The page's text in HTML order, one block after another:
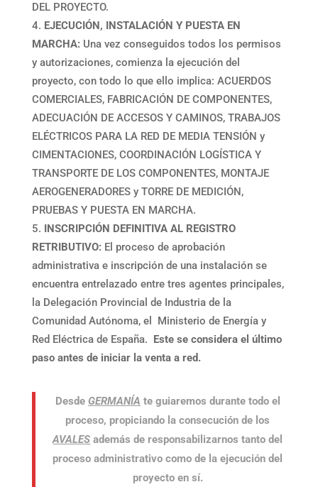
DEL PROYECTO.
EJECUCIÓN, INSTALACIÓN Y PUESTA EN
MARCHA: Una vez conseguidos todos los permisos
y autorizaciones, comienza la ejecución del
proyecto, con todo lo que ello implica: ACUERDOS
COMERCIALES, FABRICACIÓN DE COMPONENTES,
ADECUACIÓN DE ACCESOS Y CAMINOS, TRABAJOS
ELÉCTRICOS PARA LA RED DE MEDIA TENSIÓN y
CIMENTACIONES, COORDINACIÓN LOGÍSTICA Y
TRANSPORTE DE LOS COMPONENTES, MONTAJE
AEROGENERADORES y TORRE DE MEDICIÓN,
PRUEBAS Y PUESTA EN MARCHA.
INSCRIPCIÓN DEFINITIVA AL REGISTRO
RETRIBUTIVO: El proceso de aprobación
administrativa e inscripción de una instalación se
encuentra entrelazado entre tres agentes principales,
la Delegación Provincial de Industria de la
Comunidad Autónoma, el Ministerio de Energía y
Red Eléctrica de España. Este se considera el último
paso antes de iniciar la venta a red.
Desde GERMANÍA te guiaremos durante todo el
proceso, propiciando la consecución de los
AVALES además de responsabilizarnos tanto del
proceso administrativo como de la ejecución del
proyecto en sí.